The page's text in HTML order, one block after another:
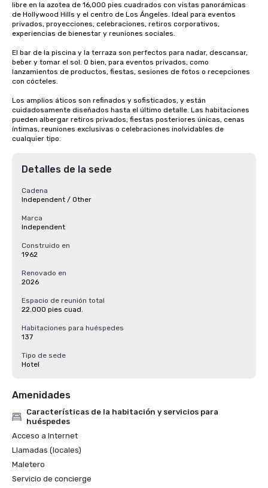
libre en la azotea de 16,000 pies cuadrados con vistas panorámicas
de Hollywood Hills y el centro de Los Ángeles. Ideal para eventos
privados, proyecciones, celebraciones, retiros corporativos,
experiencias de bienestar y reuniones sociales.
El bar de la piscina y la terraza son perfectos para nadar, descansar,
beber y tomar el sol. O bien, para eventos privados, como
lanzamientos de productos, fiestas, sesiones de fotos o recepciones
con cócteles.
Los amplios áticos son refinados y sofisticados, y están
cuidadosamente diseñados hasta el último detalle. Las habitaciones
pueden albergar retiros privados, fiestas posteriores únicas, cenas
íntimas, reuniones exclusivas o celebraciones inolvidables de
cualquier tipo.
Detalles de la sede
Cadena
Independent / Other
Marca
Independent
Construido en
1962
Renovado en
2026
Espacio de reunión total
22.000 pies cuad.
Habitaciones para huéspedes
137
Tipo de sede
Hotel
Amenidades
Características de la habitación y servicios para
huéspedes
Acceso a Internet
Llamadas (locales)
Maletero
Servicio de concierge